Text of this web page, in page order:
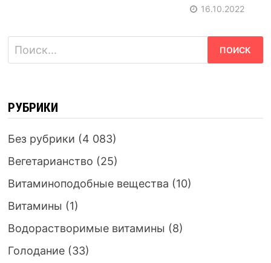
16.10.2022
Найти:
РУБРИКИ
Без рубрики (4 083)
Вегетарианство (25)
Витаминоподобные вещества (10)
Витамины (1)
Водорастворимые витамины (8)
Голодание(33)